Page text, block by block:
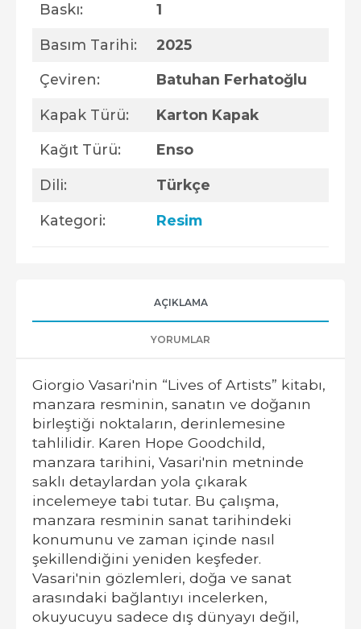
Baskı: 1
Basım Tarihi: 2025
Çeviren: Batuhan Ferhatoğlu
Kapak Türü: Karton Kapak
Kağıt Türü: Enso
Dili: Türkçe
Kategori: Resim
AÇIKLAMA
YORUMLAR
Giorgio Vasari'nin “Lives of Artists” kitabı,
manzara resminin, sanatın ve doğanın
birleştiği noktaların, derinlemesine
tahlilidir. Karen Hope Goodchild,
manzara tarihini, Vasari'nin metninde
saklı detaylardan yola çıkarak
incelemeye tabi tutar. Bu çalışma,
manzara resminin sanat tarihindeki
konumunu ve zaman içinde nasıl
şekillendiğini yeniden keşfeder.
Vasari'nin gözlemleri, doğa ve sanat
arasındaki bağlantıyı incelerken,
okuyucuyu sadece dış dünyayı değil,